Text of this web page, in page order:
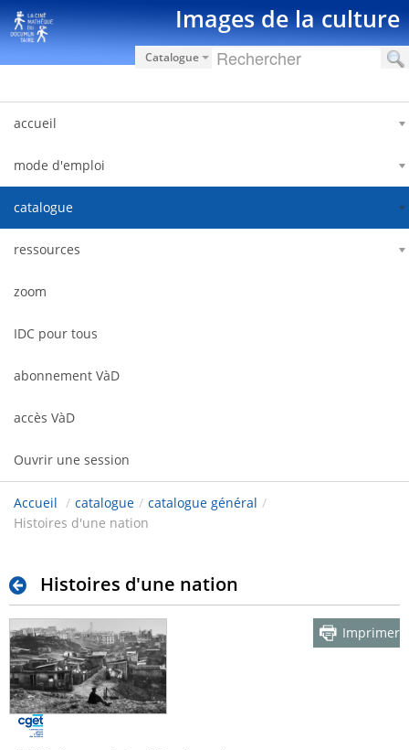
Saut au contenu Images de la culture
Catalogue
accueil
mode d'emploi
catalogue
ressources
zoom
IDC pour tous
abonnement VàD
accès VàD
Ouvrir une session
Accueil / catalogue / catalogue général /
Histoires d'une nation
Histoires d'une nation
Imprimer